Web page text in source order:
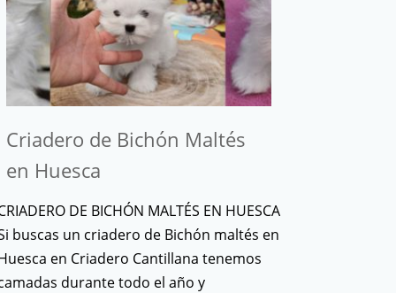
Criadero de Bichón Maltés
en Huesca
DE BICHÓN MALTÉS EN HUESCA
buscas un criadero de Bichón maltés en
en Criadero Cantillana tenemos
durante todo el año y